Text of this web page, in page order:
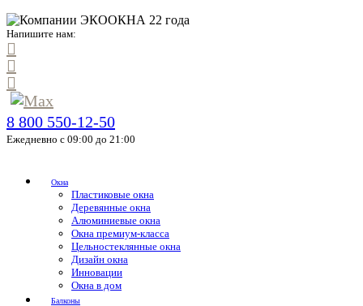
Напишите нам:
8 800 550-12-50
Ежедневно с 09:00 до 21:00
Окна
Пластиковые окна
Деревянные окна
Алюминиевые окна
Окна премиум-класса
Цельностеклянные окна
Дизайн окна
Инновации
Окна в дом
Балконы